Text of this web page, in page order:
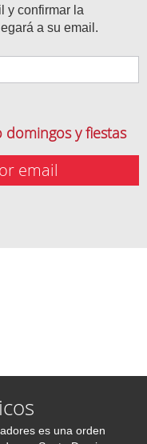
y confirmar la
a su email.
domingos y fiestas
email
es una orden